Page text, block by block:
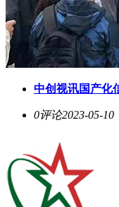
中创视讯国产化
0评论2023-05-10